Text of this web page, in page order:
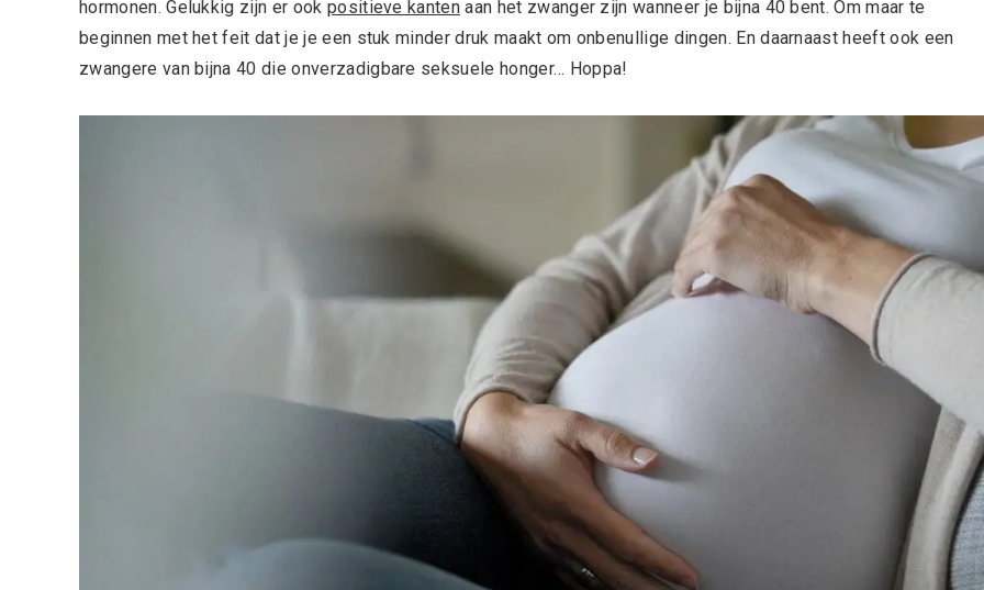
hormonen. Gelukkig zijn er ook positieve kanten aan het zwanger zijn wanneer je bijna 40 bent. Om maar te
beginnen met het feit dat je je een stuk minder druk maakt om onbenullige dingen. En daarnaast heeft ook een
zwangere van bijna 40 die onverzadigbare seksuele honger… Hoppa!